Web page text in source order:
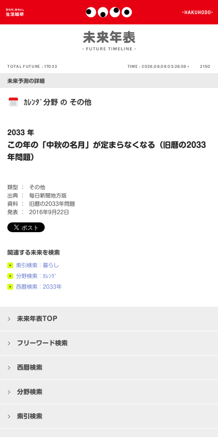
TOTAL FUTURE :17033 TIME :2026.08.08 03:28:59 > 2150
未来予測の詳細
ｶﾚﾝﾀﾞ分野 の その他
2033 年
この年の「中秋の名月」が定まらなくなる（旧暦の2033
年問題）
類型 ：
その他
出典 ：
毎日新聞地方版
資料 ：
旧暦の2033年問題
発表 ：
2016年9月22日
関連する未来を検索
索引検索：暮らし
分野検索：ｶﾚﾝﾀﾞ
西暦検索：2033年
未来年表TOP
フリーワード検索
西暦検索
分野検索
索引検索